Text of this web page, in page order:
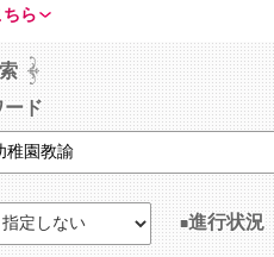
ら
ード
進行状況